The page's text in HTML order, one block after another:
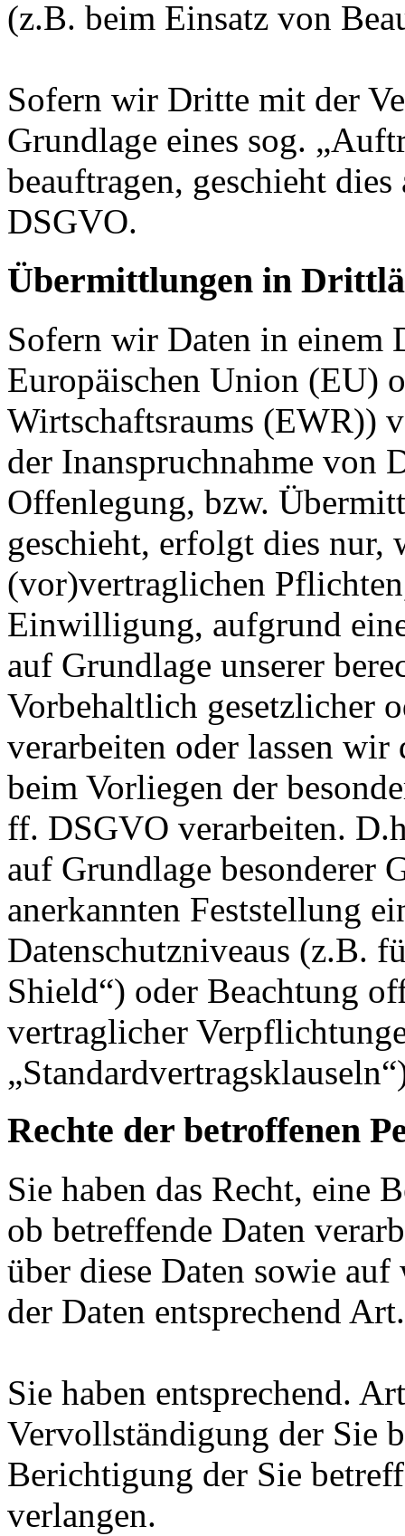
(z.B. beim Einsatz von
Sofern wir Dritte mit der
Grundlage eines sog.
beauftragen, geschieht
DSGVO.
Übermittlungen in
Sofern wir Daten in einem
Europäischen Union (EU)
Wirtschaftsraums (EWR))
der Inanspruchnahme von
Offenlegung, bzw.
geschieht, erfolgt dies nur,
(vor)vertraglichen
Einwilligung, aufgrund
auf Grundlage unserer
Vorbehaltlich gesetzlicher
verarbeiten oder lassen
beim Vorliegen der
ff. DSGVO verarbeiten.
auf Grundlage besonderer
anerkannten Feststellung
Datenschutzniveaus (z.B.
Shield“) oder Beachtung
vertraglicher
Rechte der betroffenen
Sie haben das Recht, eine
ob betreffende Daten
über diese Daten sowie
der Daten entsprechend
Sie haben entsprechend.
Vervollständigung der Sie
Berichtigung der Sie
verlangen.